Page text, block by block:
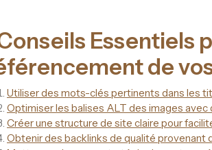
Essentiels
de
Utiliser des mots-clés pertinents dans les
Optimiser les balises ALT des images
Créer une structure de site claire pour
Obtenir des backlinks de qualité